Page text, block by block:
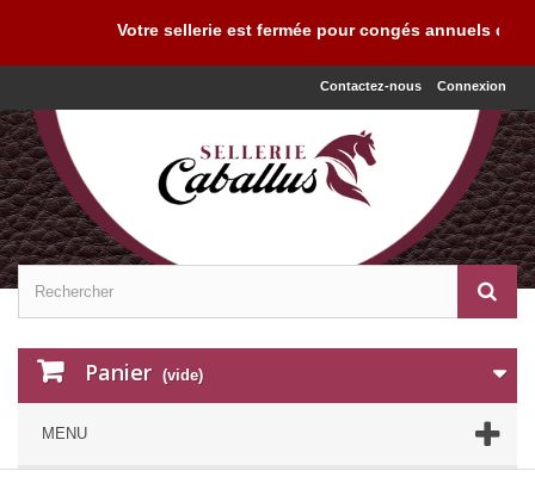
Votre sellerie est fermée pour congés annuels du
Connexion
Contactez-nous
Panier (vide)
MENU